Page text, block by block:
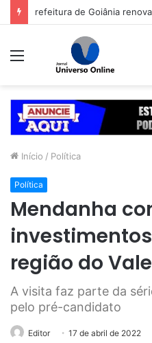
Menu
Início / Política
Política
Mendanha
região do
A visita faz parte da
pelo pré-candidato
Editor 17 de abril de 2022